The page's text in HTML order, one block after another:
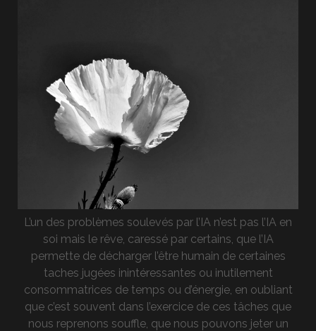
L’un des problèmes soulevés par l’IA n’est pas l’IA en
soi mais le rêve, caressé par certains, que l’IA
permette de décharger l’être humain de certaines
taches jugées inintéressantes ou inutilement
consommatrices de temps ou d’énergie, en oubliant
que c’est souvent dans l’exercice de ces tâches que
nous reprenons souffle, que nous pouvons jeter un